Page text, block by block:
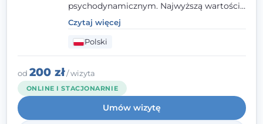
psychodynamicznym. Najwyższą wartością
jest dla mnie bliska, pełna zrozumienia i
zaangażowania relacja z pacjentem. To
właśnie ta oparta na zaufaniu więź staje się
przestrzenią, w której można dotrzeć do
źródła trudności i spojrzeć na nie inaczej
niż dotąd.
Czytaj więcej
Polski
od 200 zł/ wizyta
ONLINE I STACJONARNIE
Umów wizytę